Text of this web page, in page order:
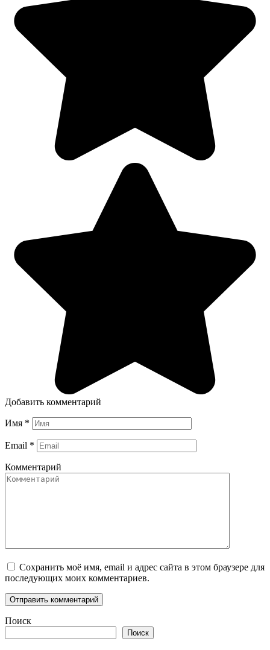
Добавить комментарий
Имя *
Email *
Комментарий
Сохранить моё имя, email и адрес сайта в этом браузере для
последующих моих комментариев.
Поиск
Поиск